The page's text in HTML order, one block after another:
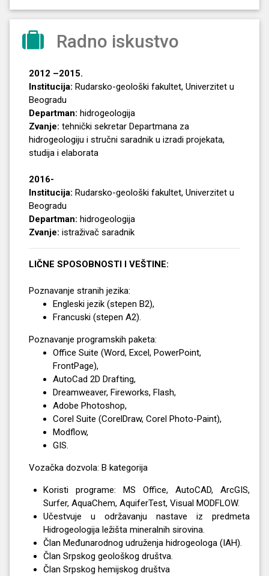
Radno iskustvo
2012 –2015.
Institucija: Rudarsko-geološki fakultet, Univerzitet u
Beogradu
Departman: hidrogeologija
Zvanje: tehnički sekretar Departmana za
hidrogeologiju i stručni saradnik u izradi projekata,
studija i elaborata
2016-
Institucija: Rudarsko-geološki fakultet, Univerzitet u
Beogradu
Departman: hidrogeologija
Zvanje: istraživač saradnik
LIČNE SPOSOBNOSTI I VEŠTINE:
Poznavanje stranih jezika:
Engleski jezik (stepen B2),
Francuski (stepen A2).
Poznavanje programskih paketa:
Office Suite (Word, Excel, PowerPoint,
FrontPage),
AutoCad 2D Drafting,
Dreamweaver, Fireworks, Flash,
Adobe Photoshop,
Corel Suite (CorelDraw, Corel Photo-Paint),
Modflow,
GIS.
Vozačka dozvola: B kategorija
Koristi programe: MS Office, AutoCAD, ArcGIS,
Surfer, AquaChem, AquiferTest, Visual MODFLOW.
Učestvuje u održavanju nastave iz predmeta
Hidrogeologija ležišta mineralnih sirovina.
Član Međunarodnog udruženja hidrogeologa (IAH).
Član Srpskog geološkog društva.
Član Srpskog hemijskog društva